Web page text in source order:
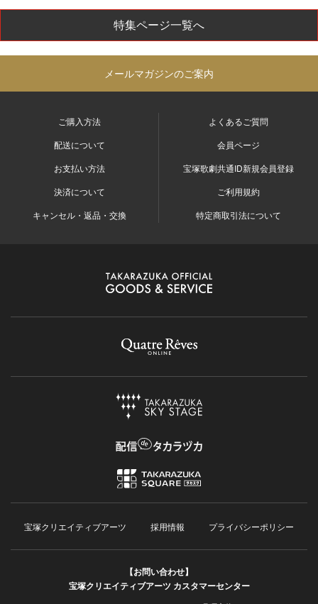
特集ページ一覧へ
メールマガジンのご案内
ご購入方法
配送について
お支払い方法
決済について
キャンセル・返品・交換
よくあるご質問
会員ページ
宝塚歌劇共通ID新規会員登録
ご利用規約
特定商取引法について
宝塚クリエイティブアーツ 採用情報 プライバシーポリシー
【お問い合わせ】
宝塚クリエイティブアーツ カスタマーセンター